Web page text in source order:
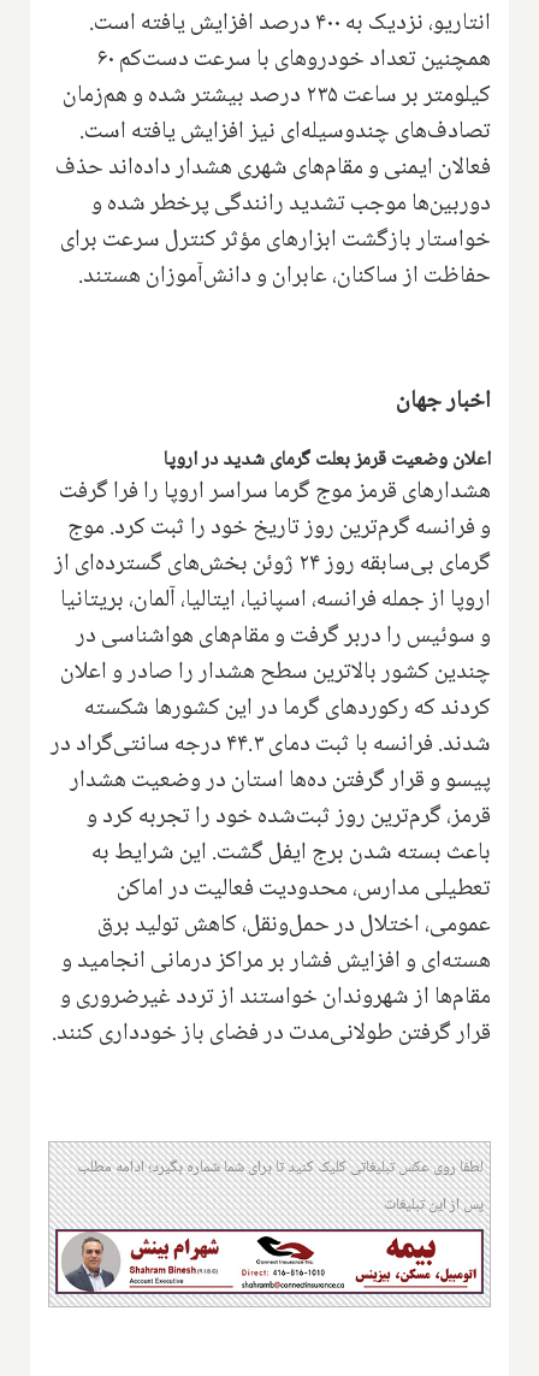
انتاریو، نزدیک به ۴۰۰ درصد افزایش یافته است.
همچنین تعداد خودروهای با سرعت دست‌کم ۶۰
کیلومتر بر ساعت ۲۳۵ درصد بیشتر شده و هم‌زمان
تصادف‌های چندوسیله‌ای نیز افزایش یافته است.
فعالان ایمنی و مقام‌های شهری هشدار داده‌اند حذف
دوربین‌ها موجب تشدید رانندگی پرخطر شده و
خواستار بازگشت ابزارهای مؤثر کنترل سرعت برای
حفاظت از ساکنان، عابران و دانش‌آموزان هستند.
اخبار جهان
اعلان وضعیت قرمز بعلت گرمای شدید در اروپا
هشدارهای قرمز موج گرما سراسر اروپا را فرا گرفت
و فرانسه گرم‌ترین روز تاریخ خود را ثبت کرد. موج
گرمای بی‌سابقه روز ۲۴ ژوئن بخش‌های گسترده‌ای از
اروپا از جمله فرانسه، اسپانیا، ایتالیا، آلمان، بریتانیا
و سوئیس را دربر گرفت و مقام‌های هواشناسی در
چندین کشور بالاترین سطح هشدار را صادر و اعلان
کردند که رکوردهای گرما در این کشورها شکسته
شدند. فرانسه با ثبت دمای ۴۴.۳ درجه سانتی‌گراد در
پیسو و قرار گرفتن ده‌ها استان در وضعیت هشدار
قرمز، گرم‌ترین روز ثبت‌شده خود را تجربه کرد و
باعث بسته شدن برج ایفل گشت. این شرایط به
تعطیلی مدارس، محدودیت فعالیت در اماکن
عمومی، اختلال در حمل‌ونقل، کاهش تولید برق
هسته‌ای و افزایش فشار بر مراکز درمانی انجامید و
مقام‌ها از شهروندان خواستند از تردد غیرضروری و
قرار گرفتن طولانی‌مدت در فضای باز خودداری کنند.
لطفا روی عکس تبلیغاتی کلیک کنید تا برای شما شماره بگیرد؛ ادامه مطلب
پس از این تبلیغات